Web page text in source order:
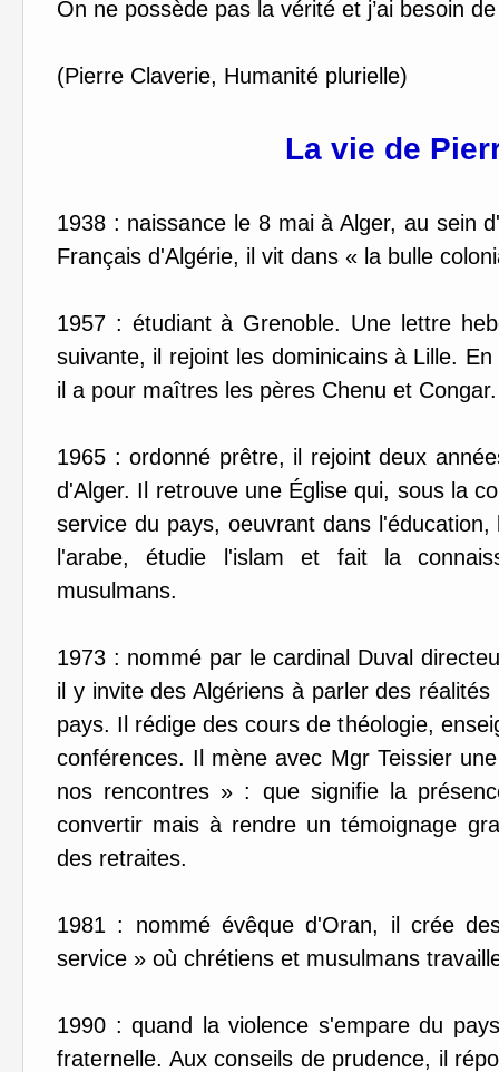
On ne possède pas la vérité et j’ai besoin
(Pierre Claverie, Humanité plurielle)
La vie de
1938 : naissance le 8 mai à Alger, au sein
Français d'Algérie, il vit dans « la bulle
1957 : étudiant à Grenoble. Une lettre
suivante, il rejoint les dominicains à Lille.
il a pour maîtres les pères Chenu et Congar.
1965 : ordonné prêtre, il rejoint deux
d'Alger. Il retrouve une Église qui, sous la
service du pays, oeuvrant dans
l'arabe, étudie l'islam et fait la
musulmans.
1973 : nommé par le cardinal Duval
il y invite des Algériens à parler des
pays. Il rédige des cours de théologie,
conférences. Il mène avec Mgr Teissier
nos rencontres » : que signifie la
convertir mais à rendre un témoignage
des retraites.
1981 : nommé évêque d'Oran, il crée
service » où chrétiens et musulmans
1990 : quand la violence s'empare du
fraternelle. Aux conseils de prudence, il